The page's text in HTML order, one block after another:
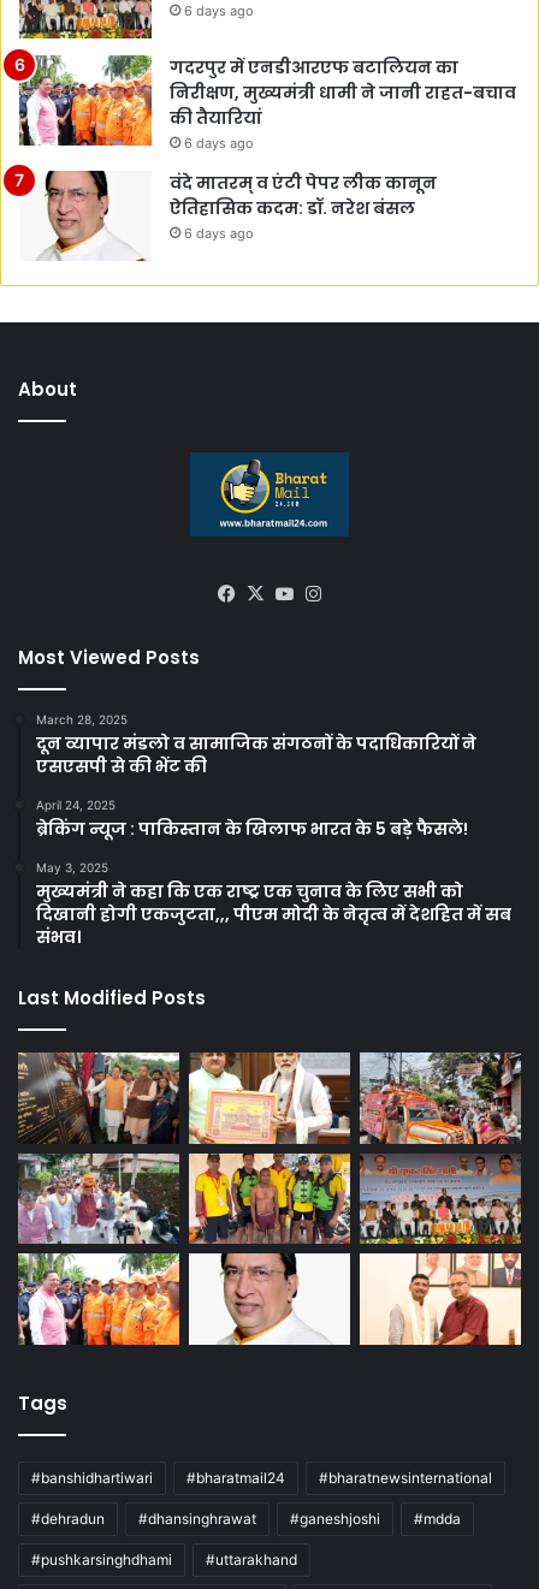
6 days ago
गदरपुर में एनडीआरएफ बटालियन का
निरीक्षण, मुख्यमंत्री धामी ने जानी राहत-बचाव
की तैयारियां
6 days ago
वंदे मातरम् व एंटी पेपर लीक कानून
ऐतिहासिक कदम: डॉ. नरेश बंसल
6 days ago
About
Facebook
X YouTube
Most Viewed Posts
March 28, 2025
दून व्यापार मंडलो व सामाजिक संगठनों के पदाधिकारियों ने
एसएसपी से की भेंट की
April 24, 2025
ब्रेकिंग न्यूज : पाकिस्तान के खिलाफ भारत के 5 बड़े फैसले!
May 3, 2025
मुख्यमंत्री ने कहा कि एक राष्ट्र एक चुनाव के लिए सभी को
दिखानी होगी एकजुटता,,, पीएम मोदी के नेतृत्व में देशहित में सब
संभव।
Last Modified Posts
Tags
#banshidhartiwari #bharatmail24 #bharatnewsinternational
#dehradun #dhansinghrawat #ganeshjoshi #mdda
#pushkarsinghdhami #uttarakhand